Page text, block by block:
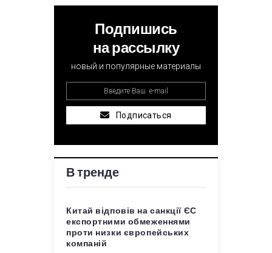
Подпишись
на рассылку
новый и популярные материалы
Подписаться
В тренде
Китай відповів на санкції ЄС
експортними обмеженнями
проти низки європейських
компаній